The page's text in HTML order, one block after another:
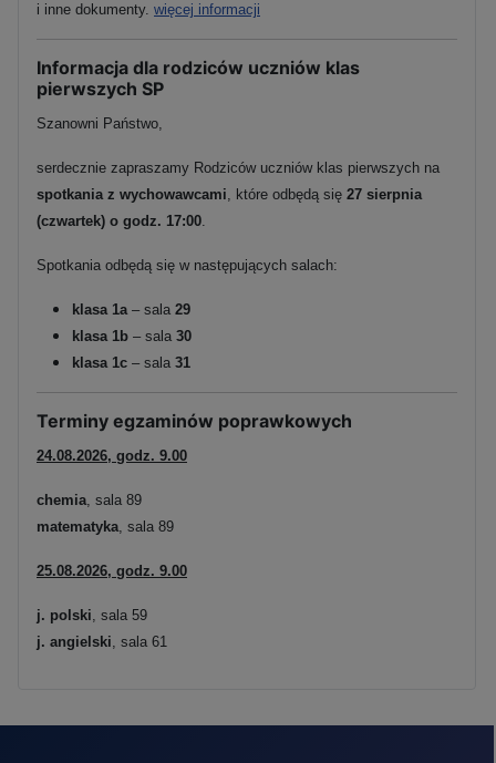
i inne dokumenty. więcej informacji
Informacja dla rodziców uczniów klas
pierwszych SP
Szanowni Państwo,
serdecznie zapraszamy Rodziców uczniów klas pierwszych na
spotkania z wychowawcami, które odbędą się 27 sierpnia
(czwartek) o godz. 17:00.
Spotkania odbędą się w następujących salach:
klasa 1a– sala 29
klasa 1b – sala 30
klasa 1c – sala 31
Terminy egzaminów poprawkowych
24.08.2026, godz. 9.00
chemia, sala 89
matematyka, sala 89
25.08.2026, godz. 9.00
j. polski, sala 59
j. angielski, sala 61